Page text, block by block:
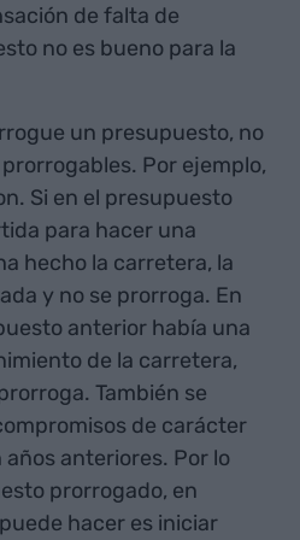
de falta de
no es bueno para la
un presupuesto, no
Por ejemplo,
Si en el presupuesto
para hacer una
hecho la carretera, la
y no se prorroga. En
anterior había una
de la carretera,
También se
de carácter
anteriores. Por lo
prorrogado, en
hacer es iniciar